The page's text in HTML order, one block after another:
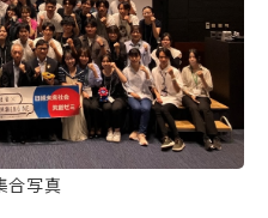
合写真